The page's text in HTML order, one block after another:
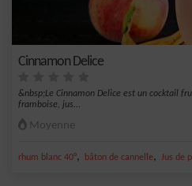
Cinnamon Delice
&nbsp;Le Cinnamon Delice est un cocktail
framboise, jus...
Moyenne
rhum blanc 40°, bâton de cannelle, Jus de